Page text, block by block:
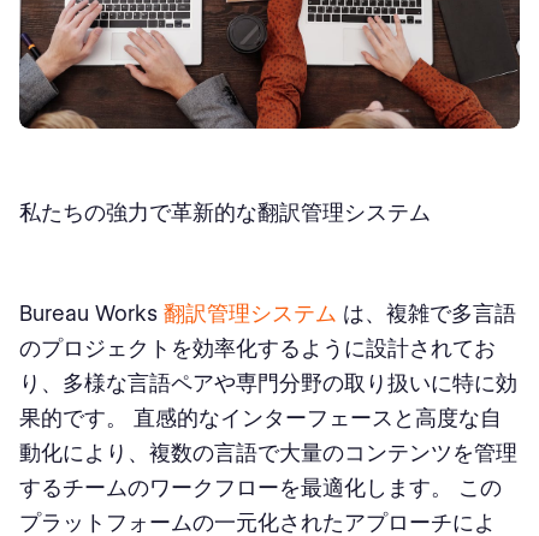
私たちの強力で革新的な翻訳管理システム
Bureau Works 翻訳管理システム は、複雑で多言語
のプロジェクトを効率化するように設計されてお
り、多様な言語ペアや専門分野の取り扱いに特に効
果的です。 直感的なインターフェースと高度な自
動化により、複数の言語で大量のコンテンツを管理
するチームのワークフローを最適化します。 この
プラットフォームの一元化されたアプローチによ